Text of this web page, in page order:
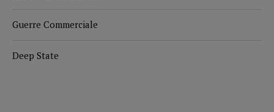
Guerre Commerciale
Deep State